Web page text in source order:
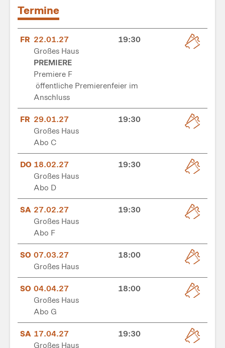
Termine
FR 22.01.27
19:30
Großes Haus
PREMIERE
Premiere F
öffentliche Premierenfeier im
Anschluss
FR 29.01.27
19:30
Großes Haus
Abo C
DO 18.02.27
19:30
Großes Haus
Abo D
SA 27.02.27
19:30
Großes Haus
Abo F
SO 07.03.27
18:00
Großes Haus
SO 04.04.27
18:00
Großes Haus
Abo G
SA 17.04.27
19:30
Großes Haus